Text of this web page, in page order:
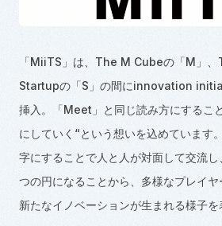
「MiiTS」は、The M Cubeの「M」、
Startupの「S」の間にinnovation
挿入。「Meet」と同じ読み方にするこ
にしていく“という想いを込めています
字にすることで人と人が対面して交流
つの円になることから、多様なプレイ
新たなイノベーションが生まれる様子を